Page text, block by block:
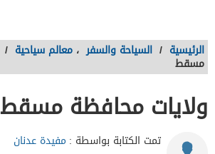
الرئيسية / السياحة والسفر ، معالم سياحية /
مسقط
ولايات محافظة مسقط
تمت الكتابة بواسطة : مفيدة عدنان